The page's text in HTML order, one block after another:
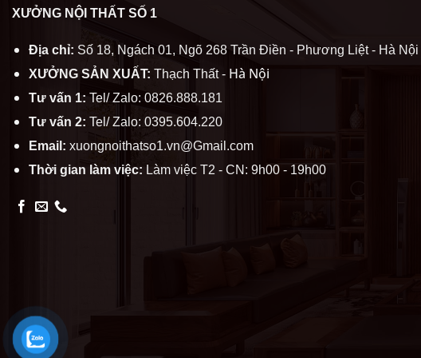
XƯỞNG NỘI THẤT SỐ 1
Địa chỉ: Số 18, Ngách 01, Ngõ 268 Trần Điền - Phương Liệt - Hà Nội
XƯỞNG SẢN XUẤT: Thạch Thất -Hà Nội
Tư vấn 1: Tel/ Zalo: 0826.888.181
Tư vấn 2: Tel/ Zalo: 0395.604.220
Email: xuongnoithatso1.vn@Gmail.com
Thời gian làm việc: Làm việc T2 - CN: 9h00 - 19h00